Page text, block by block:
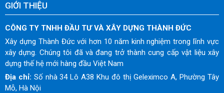
GIỚI THIỆU
CÔNG TY TNHH ĐẦU TƯ VÀ XÂY DỰNG THÀNH ĐỨC
Xây dựng Thành Đức với hơn 10 năm kinh nghiệm trong lĩnh vực
xây dựng. Chúng tôi đã và đang trở thành cung cấp vật liệu xây
dựng thế hệ mới hàng đầu Việt Nam
Địa chỉ: Số nhà 34 Lô A38 Khu đô thị Geleximco A, Phường Tây
Mỗ, Hà Nội